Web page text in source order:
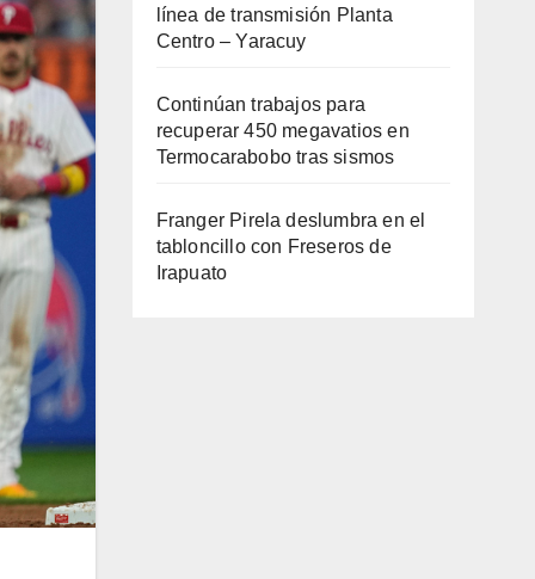
línea de transmisión Planta
Centro – Yaracuy
Continúan trabajos para
recuperar 450 megavatios en
Termocarabobo tras sismos
Franger Pirela deslumbra en el
tabloncillo con Freseros de
Irapuato